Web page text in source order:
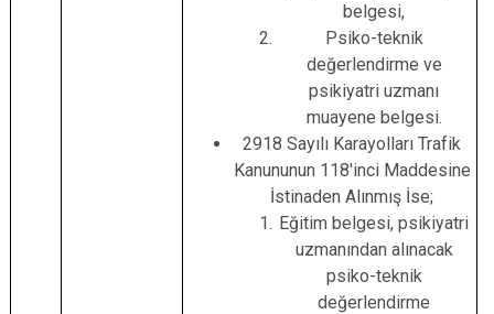
belgesi,
Psiko-teknik
değerlendirme ve
psikiyatri uzmanı
muayene belgesi.
2918 Sayılı Karayolları Trafik
Kanununun 118'inci Maddesine
İstinaden Alınmış İse;
Eğitim belgesi, psikiyatri
uzmanından alınacak
psiko-teknik
değerlendirme